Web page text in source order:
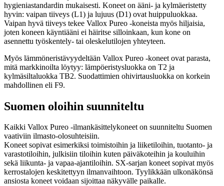
hygieniastandardin mukaisesti. Koneet on ääni- ja kylmäeristetty
hyvin: vaipan tiiveys (L1) ja lujuus (D1) ovat huippuluokkaa.
Vaipan hyvä tiiveys tekee Vallox Pureo -koneista myös hiljaisia,
joten koneen käyntiääni ei häiritse silloinkaan, kun kone on
asennettu työskentely- tai oleskelutilojen yhteyteen.
Myös lämmöneristävyydeltään Vallox Pureo -koneet ovat parasta,
mitä markkinoilta löytyy: lämpöeristysluokka on T2 ja
kylmäsiltaluokka TB2. Suodattimien ohivirtausluokka on korkein
mahdollinen eli F9.
Suomen oloihin suunniteltu
Kaikki Vallox Pureo -ilmankäsittelykoneet on suunniteltu Suomen
vaativiin ilmasto-olosuhteisiin.
Koneet sopivat esimerkiksi toimistoihin ja liiketiloihin, tuotanto- ja
varastotiloihin, julkisiin tiloihin kuten päiväkoteihin ja kouluihin
sekä liikunta- ja vapaa-ajantiloihin. SX-sarjan koneet sopivat myös
kerrostalojen keskitettyyn ilmanvaihtoon. Tyylikkään ulkonäkönsä
ansiosta koneet voidaan sijoittaa näkyvälle paikalle.